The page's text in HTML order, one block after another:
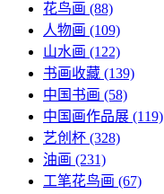
花鸟画 (88)
人物画 (109)
山水画 (122)
书画收藏 (139)
中国书画 (58)
中国画作品展 (119)
艺创杯 (328)
油画 (231)
工笔花鸟画 (67)